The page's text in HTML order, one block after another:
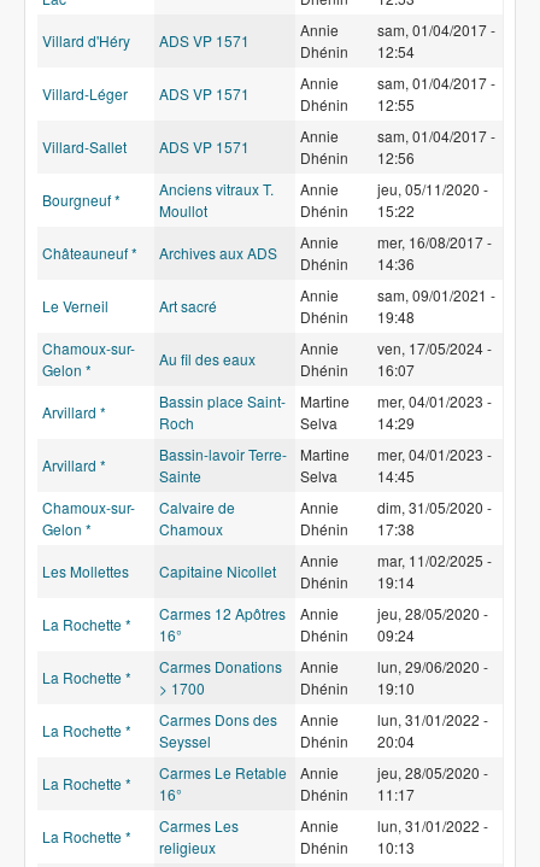
Villard d'Héry ADS VP 1571
Annie
Dhénin
sam, 01/04/2017 -
12:54
Villard-Léger ADS VP 1571
Annie
Dhénin
sam, 01/04/2017 -
12:55
Villard-Sallet ADS VP 1571
Annie
Dhénin
sam, 01/04/2017 -
12:56
Bourgneuf *
Anciens vitraux T.
Moullot
Annie
Dhénin
jeu, 05/11/2020 -
15:22
Châteauneuf * Archives aux ADS
Annie
Dhénin
mer, 16/08/2017 -
14:36
Le Verneil Art sacré
Annie
Dhénin
sam, 09/01/2021 -
19:48
Chamoux-sur-
Gelon *
Au fil des eaux
Annie
Dhénin
ven, 17/05/2024 -
16:07
Arvillard *
Bassin place Saint-
Roch
Martine
Selva
mer, 04/01/2023 -
14:29
Arvillard *
Bassin-lavoir Terre-
Sainte
Martine
Selva
mer, 04/01/2023 -
14:45
Chamoux-sur-
Gelon *
Calvaire de
Chamoux
Annie
Dhénin
dim, 31/05/2020 -
17:38
Les Mollettes Capitaine Nicollet
Annie
Dhénin
mar, 11/02/2025 -
19:14
La Rochette *
Carmes 12 Apôtres
16°
Annie
Dhénin
jeu, 28/05/2020 -
09:24
La Rochette *
Carmes Donations
> 1700
Annie
Dhénin
lun, 29/06/2020 -
19:10
La Rochette *
Carmes Dons des
Seyssel
Annie
Dhénin
lun, 31/01/2022 -
20:04
La Rochette *
Carmes Le Retable
16°
Annie
Dhénin
jeu, 28/05/2020 -
11:17
La Rochette *
Carmes Les
religieux
Annie
Dhénin
lun, 31/01/2022 -
10:13